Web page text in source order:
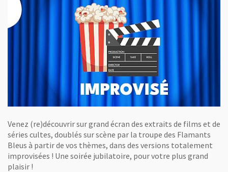
Venez (re)découvrir sur grand écran des extraits de films et de
séries cultes, doublés sur scène par la troupe des Flamants
Bleus à partir de vos thèmes, dans des versions totalement
improvisées ! Une soirée jubilatoire, pour votre plus grand
plaisir !